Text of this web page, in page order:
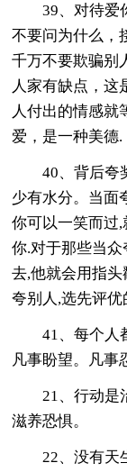
39、对待爱
不要问为什么，
千万不要欺骗别
人家有缺点，这
人付出的情感就
爱，是一种美德.
40、背后夸
少有水分。当面
你可以一笑而过
你.对于那些当
去,他就会用指
夸别人,选先评优
41、每个人
凡事盼望。凡事
21、行动是
滋养恐惧。
22、没有天